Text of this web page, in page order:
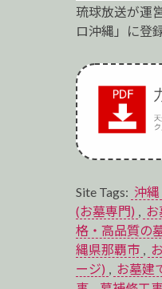
琉球放送が運
ロ沖縄」に登
Site Tags: 沖
(お墓専門)
格・高品質の
縄県那覇市
ージ)
お墓建